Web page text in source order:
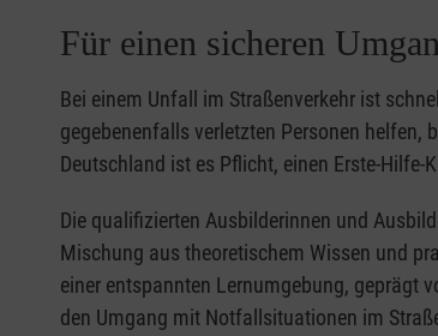
Für einen sicheren
Bei einem Unfall im Straßenverkehr ist
gegebenenfalls verletzten Personen helfen,
Deutschland ist es Pflicht, einen Erste-
Die qualifizierten Ausbilderinnen und
Mischung aus theoretischem Wissen und
einer entspannten Lernumgebung, geprägt
den Umgang mit Notfallsituationen im